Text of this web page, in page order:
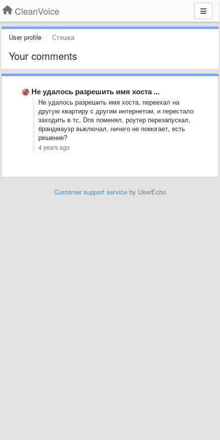
CleanVoice
User profile Стэшка
Your comments
Не удалось разрешить имя хоста ...
Не удалось разрешить имя хоста, переехал на
другую квартиру с другим интернетом, и перестало
заходить в тс, Dns поменял, роутер перезапускал,
брандмауэр выключал, ничего не помогает, есть
решение?
4 years ago
Customer support service by UserEcho